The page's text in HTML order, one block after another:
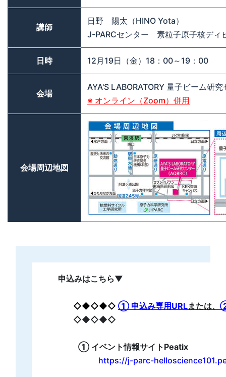
講師
日野 陽太（HINO Yota）
J-PARCセンター 素粒子原子核ディ
日時 12月19日（金）18：00～19：00
会場
AYA'S LABORATORY 量子ビーム研
※ オンライン（Zoom）併用
会場周辺地図
申込みはこちら▼
◇◆◇◆◇ ① 申込み専用URLまたは、
◇◆◇◆◇
① イベント情報サイトPeatix
https://j-parc-